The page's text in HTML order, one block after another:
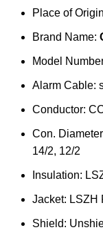
Place of
Brand Name:
Model
Alarm Cable:
Conductor:
Con.
14/2, 12/2
Insulation:
Jacket: LSZH
Shield: